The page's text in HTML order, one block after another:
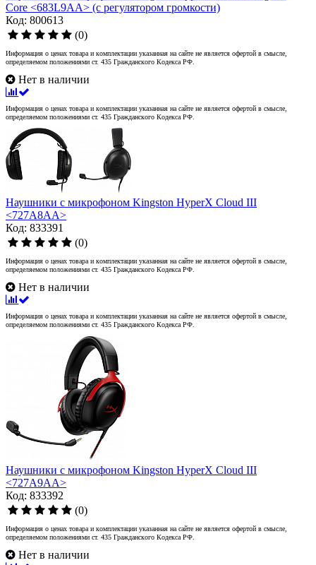
Core <683L9AA> (с регулятором громкости)
Код: 800613
(0)
Информация о ценах товара и комплектации указанная на сайте не является офертой в смысле,
определяемом положениями ст. 435 Гражданского Кодекса РФ.
Нет в наличии
Информация о ценах товара и комплектации указанная на сайте не является офертой в смысле,
определяемом положениями ст. 435 Гражданского Кодекса РФ.
Наушники с микрофоном Kingston HyperX Cloud III
<727A8AA>
Код: 833391
(0)
Информация о ценах товара и комплектации указанная на сайте не является офертой в смысле,
определяемом положениями ст. 435 Гражданского Кодекса РФ.
Нет в наличии
Информация о ценах товара и комплектации указанная на сайте не является офертой в смысле,
определяемом положениями ст. 435 Гражданского Кодекса РФ.
Наушники с микрофоном Kingston HyperX Cloud III
<727A9AA>
Код: 833392
(0)
Информация о ценах товара и комплектации указанная на сайте не является офертой в смысле,
определяемом положениями ст. 435 Гражданского Кодекса РФ.
Нет в наличии